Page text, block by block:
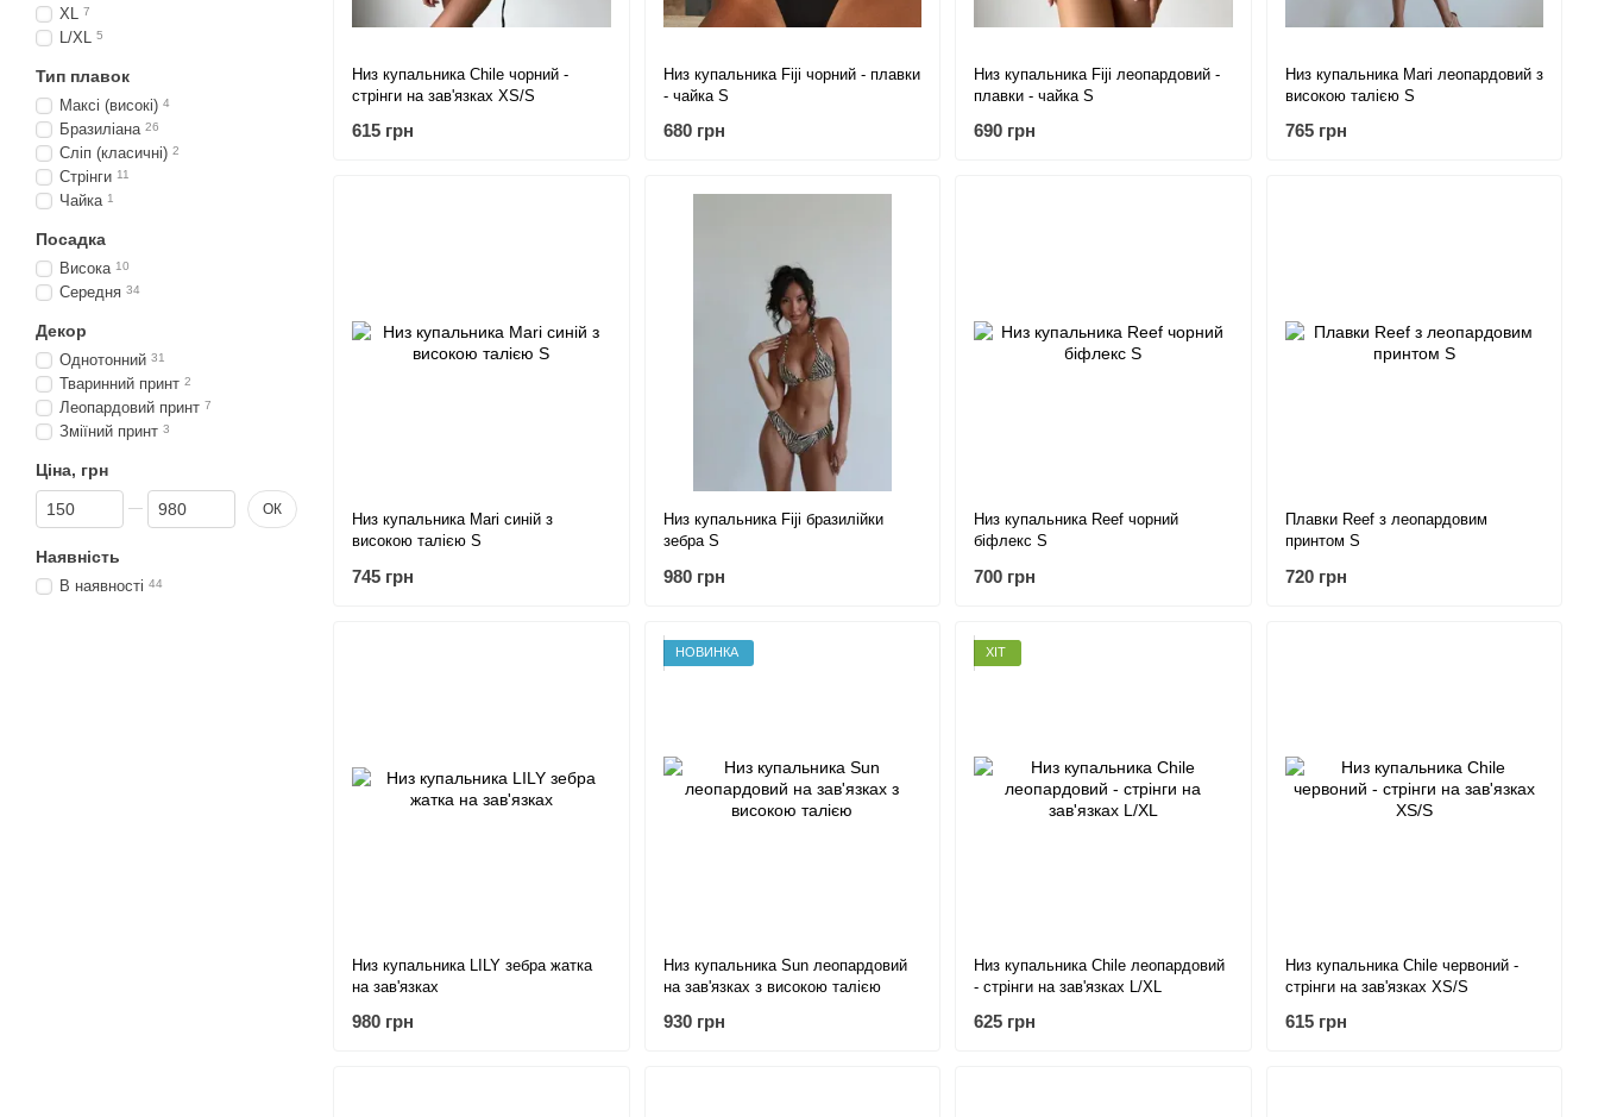
Низ купальника Chile чорний -
стрінги на зав'язках XS/S
615 грн
Низ купальника Fiji чорний - плавки
- чайка S
680 грн
Низ купальника Fiji леопардовий -
плавки - чайка S
690 грн
Низ купальника Mari леопардовий з
високою талією S
765 грн
Низ купальника Mari синій з
високою талією S
745 грн
Низ купальника Fiji бразилійки
зебра S
980 грн
Низ купальника Reef чорний
біфлекс S
700 грн
Плавки Reef з леопардовим
принтом S
720 грн
Низ купальника LILY зебра жатка
на зав'язках
980 грн
НОВИНКА
Низ купальника Sun леопардовий
на зав'язках з високою талією
930 грн
ХІТ
Низ купальника Chile леопардовий
- стрінги на зав'язках L/XL
625 грн
Низ купальника Chile червоний -
стрінги на зав'язках XS/S
615 грн
XL 7
L/XL 5
Тип плавок
Максі (високі) 4
Бразиліана 26
Сліп (класичні) 2
Стрінги 11
Чайка 1
Посадка
Висока 10
Середня 34
Декор
Однотонний 31
Тваринний принт 2
Леопардовий принт 7
Зміїний принт 3
Ціна, грн
Від Ціна, грн
До Ціна, грн ОК
Наявність
В наявності 44